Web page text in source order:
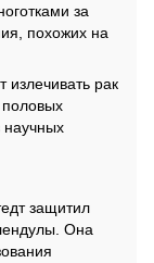
за
похожих на
излечивать рак
научных
защитил
Она